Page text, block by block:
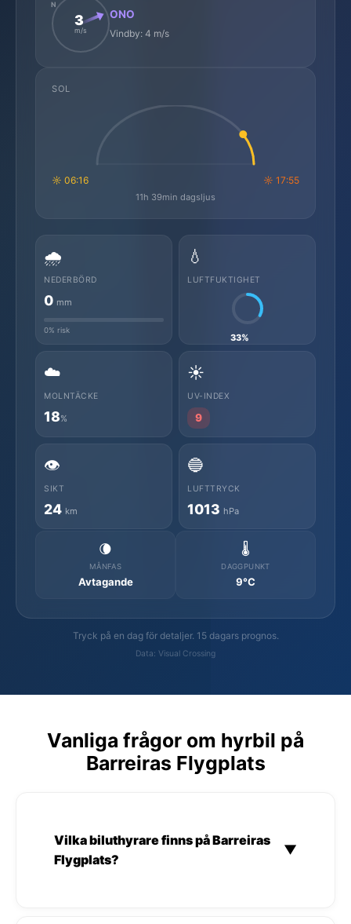
N
3
m/s
ONO
Vindby: 4 m/s
SOL
☼ 06:16 ☼ 17:55
11h 39min dagsljus
🌧️
NEDERBÖRD
0 mm
0% risk
💧
LUFTFUKTIGHET
33%
☁️
MOLNTÄCKE
18%
☀️
UV-INDEX
9
👁️
SIKT
24 km
🔵
LUFTTRYCK
1013 hPa
🌘
MÅNFAS
Avtagande
🌡️
DAGGPUNKT
9°C
Tryck på en dag för detaljer. 15 dagars prognos.
Data: Visual Crossing
Vanliga frågor om hyrbil på
Barreiras Flygplats
Vilka biluthyrare finns på Barreiras
Flygplats?
▼